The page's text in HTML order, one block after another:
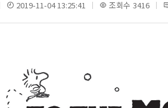
2019-11-04 13:25:41 조회수 3416